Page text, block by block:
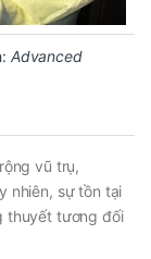
Advanced
vũ trụ,
nhiên, sự tồn tại
thuyết tương đối